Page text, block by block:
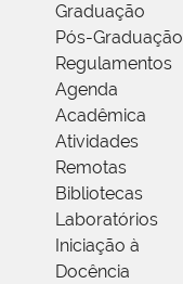
Graduação
Pós-Graduação
Regulamentos
Agenda
Acadêmica
Atividades
Remotas
Bibliotecas
Laboratórios
Iniciação à
Docência